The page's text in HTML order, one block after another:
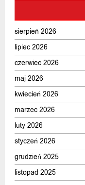
sierpień 2026
lipiec 2026
czerwiec 2026
maj 2026
kwiecień 2026
marzec 2026
luty 2026
styczeń 2026
grudzień 2025
listopad 2025